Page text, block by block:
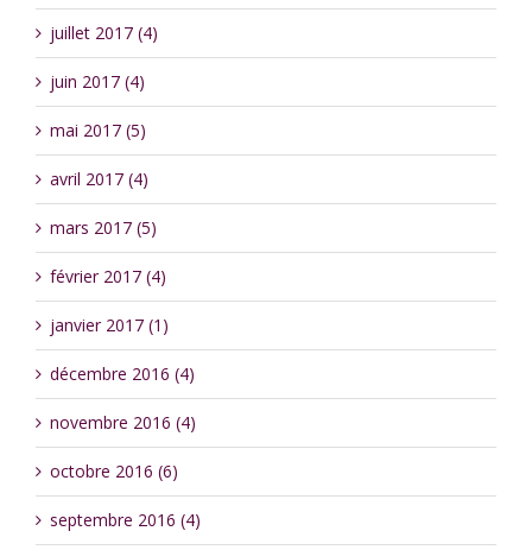
juillet 2017 (4)
juin 2017 (4)
mai 2017 (5)
avril 2017 (4)
mars 2017 (5)
février 2017 (4)
janvier 2017 (1)
décembre 2016 (4)
novembre 2016 (4)
octobre 2016 (6)
septembre 2016 (4)